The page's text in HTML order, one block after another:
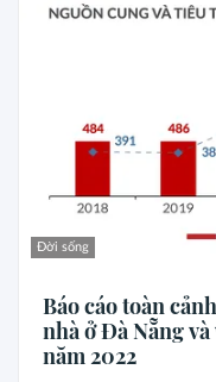
Đời sống
Báo cáo toàn
nhà ở Đà Nẵng
năm 2022